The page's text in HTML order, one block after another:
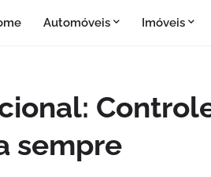
Automóveis Imóveis
sempre